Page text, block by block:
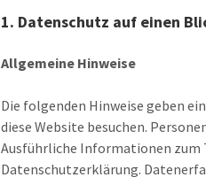
1. Datenschutz auf einen
Allgemeine Hinweise
Die folgenden Hinweise geben
diese Website besuchen.
Ausführliche Informationen zum
Datenschutzerklärung.